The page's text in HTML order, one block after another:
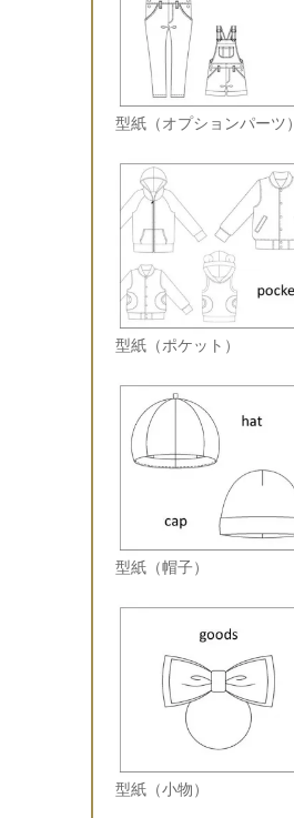
型紙（オプションパーツ）
型紙（ポケット）
型紙（帽子）
型紙（小物）